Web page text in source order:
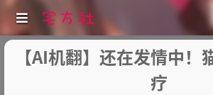
【AI机翻】还在发情中！
疗